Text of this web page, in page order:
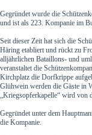
Gegründet wurde die
und ist als 223. Kompanie im
Seit dieser Zeit hat sich die
Häring etabliert und rückt zu
alljährlichen Bataillons- und
veranstaltet die
Kirchplatz die Dorfkrippe
Glühwein werden die Gäste in
„Kriegsopferkapelle“ wird von
Gegründet unter dem
die Kompanie.